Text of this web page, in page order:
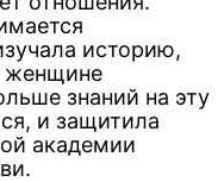
историю,
женщине
знаний на эту
и защитила
академии